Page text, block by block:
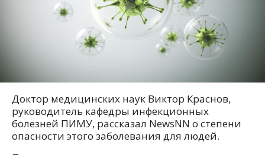
Доктор медицинских наук Виктор Краснов,
руководитель кафедры инфекционных
болезней ПИМУ, рассказал NewsNN о степени
опасности этого заболевания для людей.